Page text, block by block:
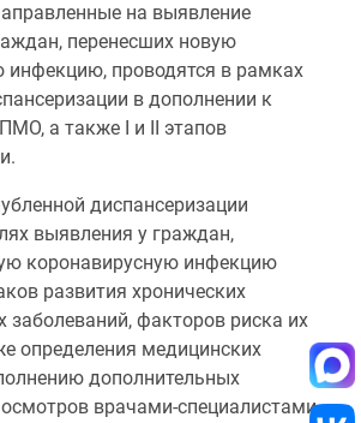
на выявление
перенесших новую
инфекцию, проводятся в рамках
в дополнении к
а также I и II этапов
диспансеризации
выявления у граждан,
коронавирусную инфекцию
развития хронических
заболеваний, факторов риска их
определения медицинских
дополнительных
врачами-специалистами